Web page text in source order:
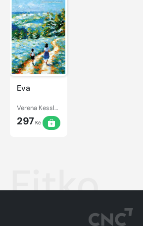
Eva
Verena Kesslerová
297Kč
Fitko